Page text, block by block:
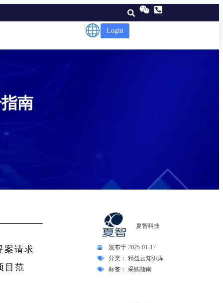
Login
南
案请求
目范
夏智科技
发布于 2025-01-17
分类： 精益云知识库
标签： 采购指南